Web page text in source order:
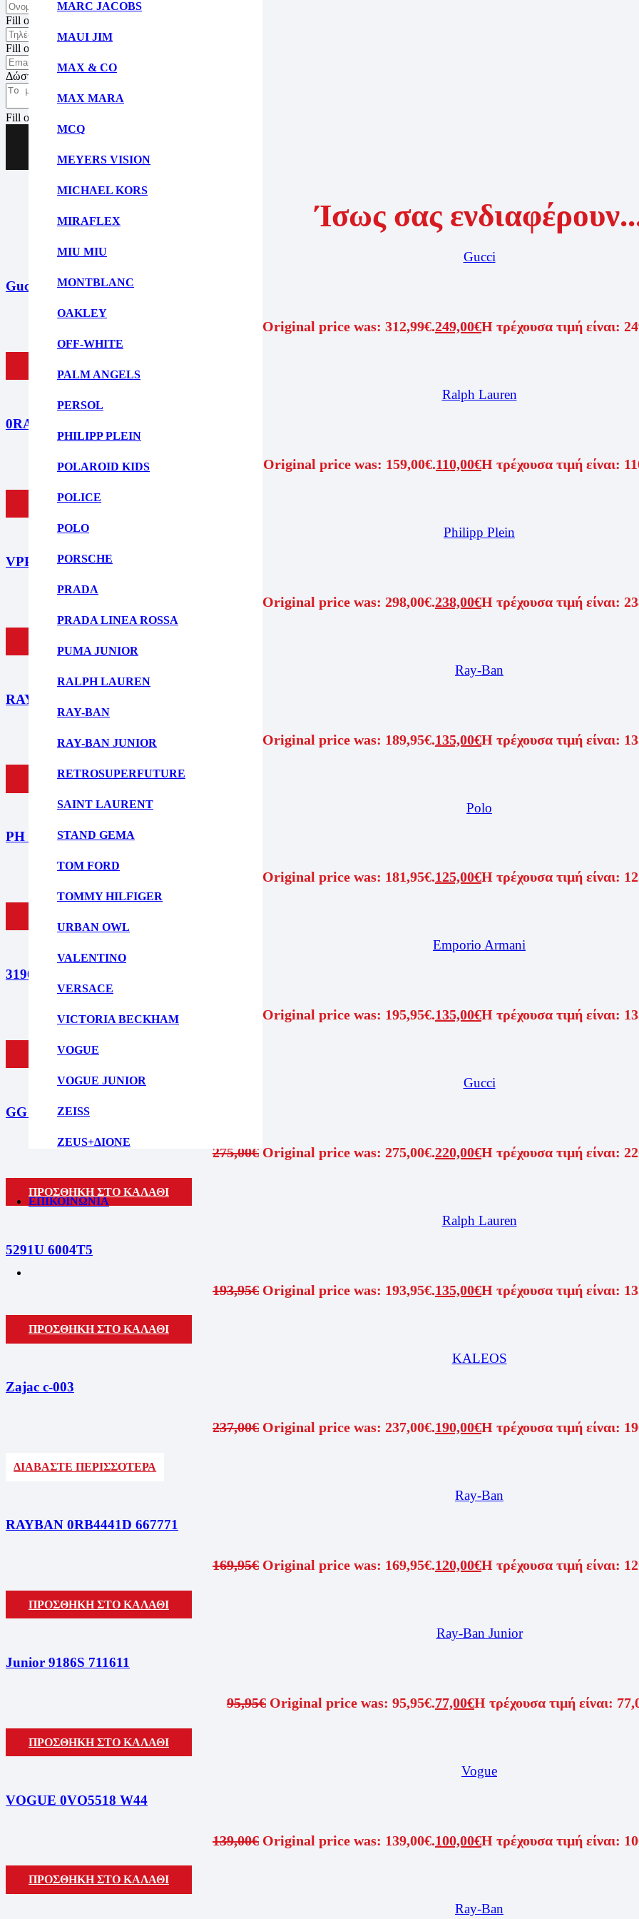
MARC JACOBS
MAUI JIM
MAX & CO
MAX MARA
MCQ
MEYERS VISION
MICHAEL KORS
MIRAFLEX
MIU MIU
MONTBLANC
OAKLEY
OFF-WHITE
PALM ANGELS
PERSOL
PHILIPP PLEIN
POLAROID KIDS
POLICE
POLO
PORSCHE
PRADA
PRADA LINEA ROSSA
PUMA JUNIOR
RALPH LAUREN
RAY-BAN
RAY-BAN JUNIOR
RETROSUPERFUTURE
SAINT LAURENT
STAND GEMA
TOM FORD
TOMMY HILFIGER
URBAN OWL
VALENTINO
VERSACE
VICTORIA BECKHAM
VOGUE
VOGUE JUNIOR
ZEISS
ZEUS+ΔΙΟΝΕ
ΕΠΙΚΟΙΝΩΝΙΑ
Fill out this field
Fill out this field
Δώστε μια έγκυρη ηλ. διεύθυνση.
Fill out this field
Ίσως σας
Gucci
Gucci GG 1535S 003
Original price was: 312,99€.249,00€Η τρέχουσα τιμή είναι:
Ralph Lauren
0RA5311U 500313
Original price was: 159,00€.110,00€Η τρέχουσα τιμή είναι:
ΠΡΟΣΘΗΚΗ ΣΤΟ ΚΑΛΑΘΙ
Philipp Plein
VPP145M 0722
Original price was: 298,00€.238,00€Η τρέχουσα τιμή είναι:
Ray-Ban
RAYBAN 0RB2225 901/31
Original price was: 189,95€.135,00€Η τρέχουσα τιμή είναι:
ΠΡΟΣΘΗΚΗ ΣΤΟ ΚΑΛΑΘΙ
Polo
PH 3144 921171
Original price was: 181,95€.125,00€Η τρέχουσα τιμή είναι:
Emporio Armani
3190 5410
Original price was: 195,95€.135,00€Η τρέχουσα τιμή είναι:
ΠΡΟΣΘΗΚΗ ΣΤΟ ΚΑΛΑΘΙ
Gucci
GG 1338S 005
275,00€ Original price was: 275,00€.220,00€Η τρέχουσα τιμή είναι:
ΠΡΟΣΘΗΚΗ ΣΤΟ ΚΑΛΑΘΙ
Ralph Lauren
5291U 6004T5
193,95€ Original price was: 193,95€.135,00€Η τρέχουσα τιμή είναι:
ΠΡΟΣΘΗΚΗ ΣΤΟ ΚΑΛΑΘΙ
KALEOS
Zajac c-003
237,00€ Original price was: 237,00€.190,00€Η τρέχουσα τιμή είναι:
ΔΙΑΒΑΣΤΕ ΠΕΡΙΣΣΟΤΕΡΑ
Ray-Ban
RAYBAN 0RB4441D 667771
169,95€ Original price was: 169,95€.120,00€Η τρέχουσα τιμή είναι:
ΠΡΟΣΘΗΚΗ ΣΤΟ ΚΑΛΑΘΙ
Ray-Ban Junior
Junior 9186S 711611
95,95€ Original price was: 95,95€.77,00€Η τρέχουσα τιμή είναι:
ΠΡΟΣΘΗΚΗ ΣΤΟ ΚΑΛΑΘΙ
Vogue
VOGUE 0VO5518 W44
139,00€ Original price was: 139,00€.100,00€Η τρέχουσα τιμή είναι:
ΠΡΟΣΘΗΚΗ ΣΤΟ ΚΑΛΑΘΙ
Ray-Ban